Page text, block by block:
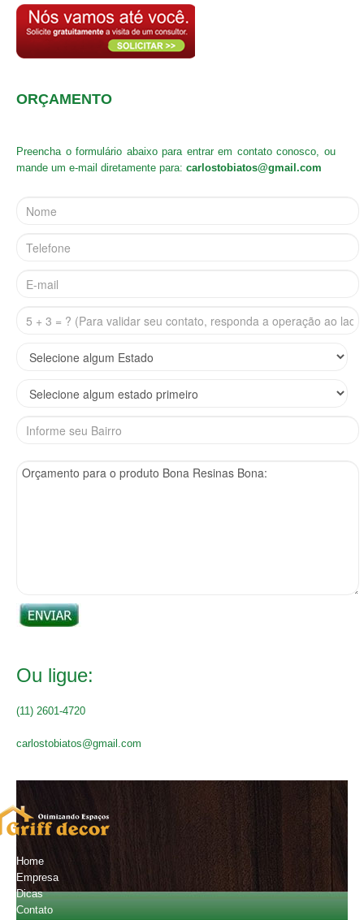
ORÇAMENTO
Preencha o formulário abaixo para entrar em contato conosco, ou
mande um e-mail diretamente para: carlostobiatos@gmail.com
Ou ligue:
(11) 2601-4720
carlostobiatos@gmail.com
Home
Empresa
Dicas
Contato